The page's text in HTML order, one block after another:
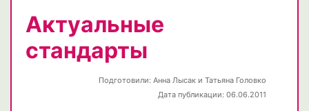
Актуальные
стандарты
Подготовили: Анна Лысак и Татьяна Головко
Дата публикации: 06.06.2011